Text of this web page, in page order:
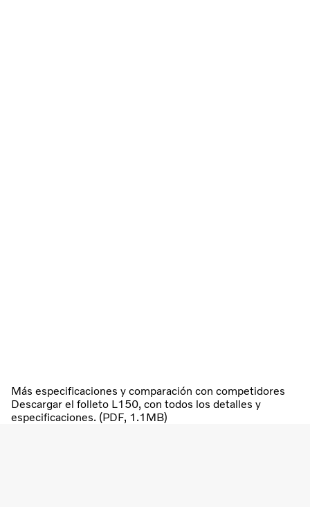
Más especificaciones y comparación con competidores
Descargar el folleto L150, con todos los detalles y
especificaciones. (PDF, 1.1MB)